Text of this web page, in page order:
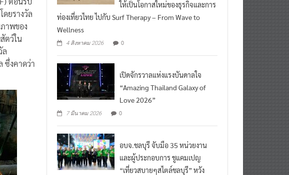
ยรางวัล
าพของ
ตว์ใน
ล
ซึ่งคาดว่า
ให้เป็นโอกาสใหม่ของธุรกิจและการ
ท่องเที่ยวไทย ไปกับ Surf Therapy – From Wave to
Wellness
4 สิงหาคม 2026 0
เปิดจักรวาลแห่งแรงบันดาลใจ
“Amazing Thailand Galaxy of
Love 2026”
7 มีนาคม 2026 0
อบจ.ชลบุรี จับมือ 35 หน่วยงาน
และผู้ประกอบการ ชูแคมเปญ
“เที่ยวสบายๆสไตล์ชลบุรี” หวัง